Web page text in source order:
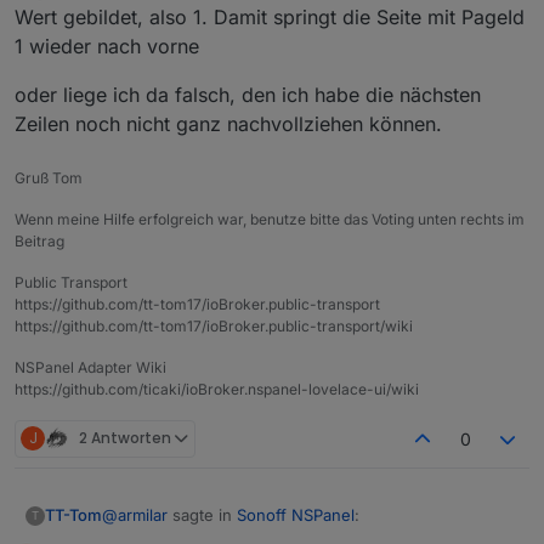
<PageItem>{ id:
    ]
nach rechts durchgescrollt, also
Abfallkalender -> Benzinpreise 1/2 ->
-> wenn ich auf der letzten Seite
"sonstiges" bin und nochmal den
rechten Hardware-Button drücke, bin
Der linke Button funktioniert aber
Abfallkalender und Benzinpreise 1/2
es sei denn ich scrolle vorher mit dem
rechten Hardware-Button z.B. auf Seite
Benzinpreise 1/2 -> Abfallkalender ->
Wert gebildet, also 1. Damit springt die Seite mit PageId
1 wieder nach vorne
oder liege ich da falsch, den ich habe die nächsten
Zeilen noch nicht ganz nachvollziehen können.
Gruß Tom
Wenn meine Hilfe erfolgreich war, benutze bitte das Voting unten rechts im
Beitrag
Public Transport
https://github.com/tt-tom17/ioBroker.public-transport
https://github.com/tt-tom17/ioBroker.public-transport/wiki
NSPanel Adapter Wiki
https://github.com/ticaki/ioBroker.nspanel-lovelace-ui/wiki
J 2 Antworten 0
T TT-Tom@armilar sagte in Sonoff NSPanel: